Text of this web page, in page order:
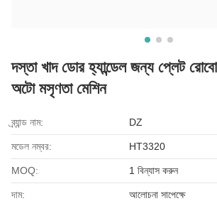
দস্তা খাদ ডোর হ্যান্ডেল জন্য প্লেট
অটো মসৃণতা মেশিন
ব্র্যান্ড নাম: DZ
মডেল নম্বর: HT3320
MOQ: 1 বিন্যাস করুন
দাম: আলোচনা সাপেক্ষে